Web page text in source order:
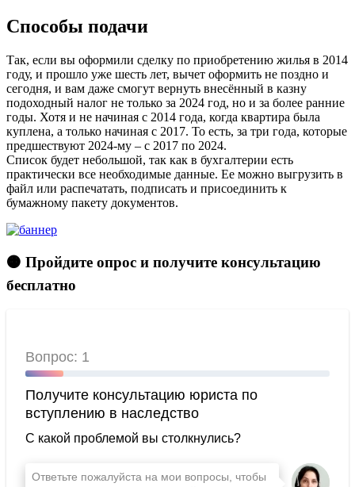
Способы подачи
Так, если вы оформили сделку по приобретению жилья в 2014
году, и прошло уже шесть лет, вычет оформить не поздно и
сегодня, и вам даже смогут вернуть внесённый в казну
подоходный налог не только за 2024 год, но и за более ранние
годы. Хотя и не начиная с 2014 года, когда квартира была
куплена, а только начиная с 2017. То есть, за три года, которые
предшествуют 2024-му – с 2017 по 2024.
Список будет небольшой, так как в бухгалтерии есть
практически все необходимые данные. Ее можно выгрузить в
файл или распечатать, подписать и присоединить к
бумажному пакету документов.
🟠 Пройдите опрос и получите консультацию
бесплатно